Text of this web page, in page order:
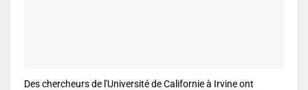
Des chercheurs de l'Université de Californie à Irvine ont